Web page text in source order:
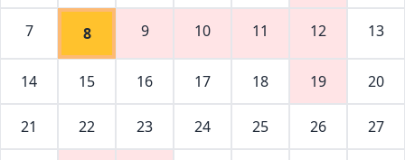
7 8 9 10 11 12 13
14 15 16 17 18 19 20
21 22 23 24 25 26 27